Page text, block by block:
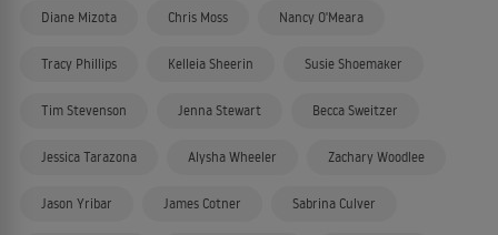
Diane Mizota Chris Moss Nancy O'Meara
Tracy Phillips Kelleia Sheerin Susie Shoemaker
Tim Stevenson Jenna Stewart Becca Sweitzer
Jessica Tarazona Alysha Wheeler Zachary Woodlee
Jason Yribar James Cotner Sabrina Culver